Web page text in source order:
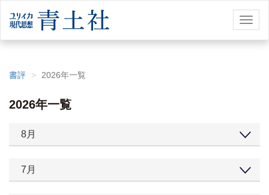
書評 2026年一覧
2026年一覧
8月
7月